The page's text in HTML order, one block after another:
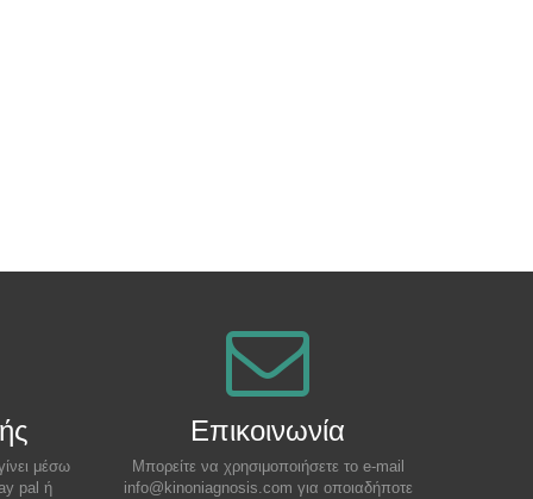
μέσω
pal ή
Επικοινωνία
Μπορείτε να χρησιμοποιήσετε το e-mail
info@kinoniagnosis.com για οποιαδήποτε